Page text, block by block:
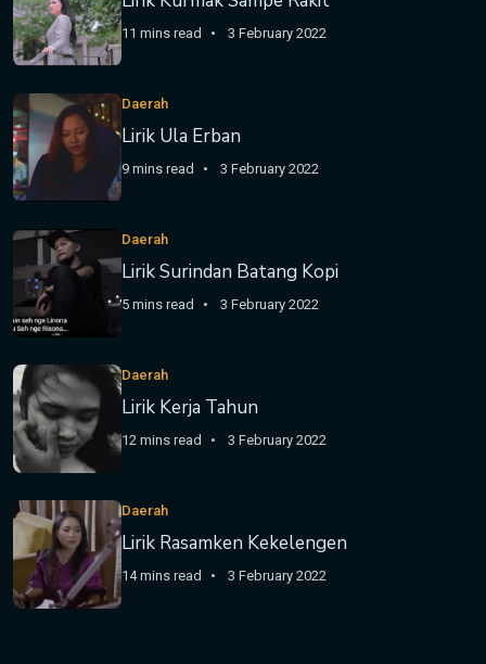
11 mins read 3 February 2022
Daerah
Lirik Ula Erban
9 mins read 3 February 2022
Daerah
Lirik Surindan Batang Kopi
5 mins read 3 February 2022
Daerah
Lirik Kerja Tahun
12 mins read 3 February 2022
Daerah
Lirik Rasamken Kekelengen
14 mins read 3 February 2022